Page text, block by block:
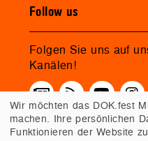
Follow us
Folgen Sie uns auf
Kanälen!
Wir möchten das DOK.fest
machen. Ihre persönlichen
Funktionieren der Website